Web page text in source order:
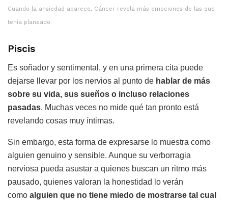
Cuando la ansiedad aparece, Cáncer revela más emociones de las que
tenía planeado.
Piscis
Es soñador y sentimental, y en una primera cita puede
dejarse llevar por los nervios al punto de hablar de más
sobre su vida, sus sueños o incluso relaciones
pasadas. Muchas veces no mide qué tan pronto está
revelando cosas muy íntimas.
Sin embargo, esta forma de expresarse lo muestra como
alguien genuino y sensible. Aunque su verborragia
nerviosa pueda asustar a quienes buscan un ritmo más
pausado, quienes valoran la honestidad lo verán
como alguien que no tiene miedo de mostrarse tal cual